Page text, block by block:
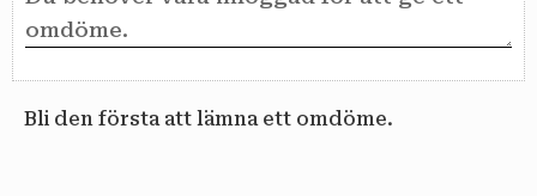
Bli den första att lämna ett omdöme.